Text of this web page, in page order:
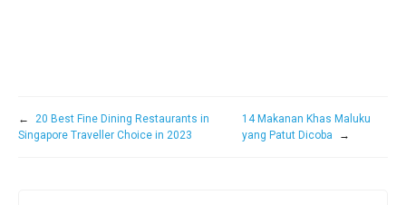
←
20 Best Fine Dining Restaurants in
Singapore Traveller Choice in 2023
14 Makanan Khas Maluku
yang Patut Dicoba
→